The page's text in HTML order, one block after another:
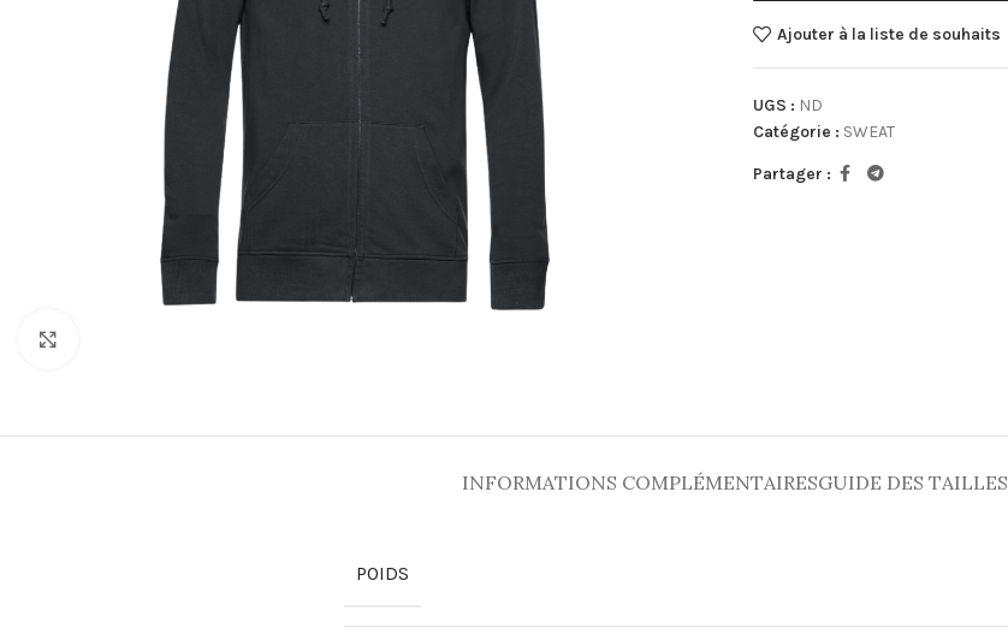
Ajouter à la liste de souhaits
UGS : ND
Catégorie : SWEAT
Partager :
INFORMATIONS COMPLÉMENTAIRESGUIDE DES TAILLES
POIDS